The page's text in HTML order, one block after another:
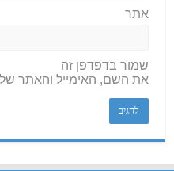
אתר
שמור בדפדפן זה
את השם, האימייל והאתר